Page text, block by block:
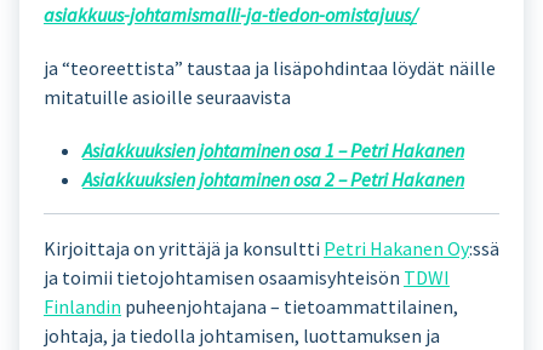
asiakkuus-johtamismalli-ja-tiedon-omistajuus/
ja “teoreettista” taustaa ja lisäpohdintaa löydät näille
mitatuille asioille seuraavista
Asiakkuuksien johtaminen osa 1 – Petri Hakanen
Asiakkuuksien johtaminen osa 2 – Petri Hakanen
Kirjoittaja on yrittäjä ja konsultti Petri Hakanen Oy:ssä
ja toimii tietojohtamisen osaamisyhteisön TDWI
Finlandin puheenjohtajana – tietoammattilainen,
johtaja, ja tiedolla johtamisen, luottamuksen ja